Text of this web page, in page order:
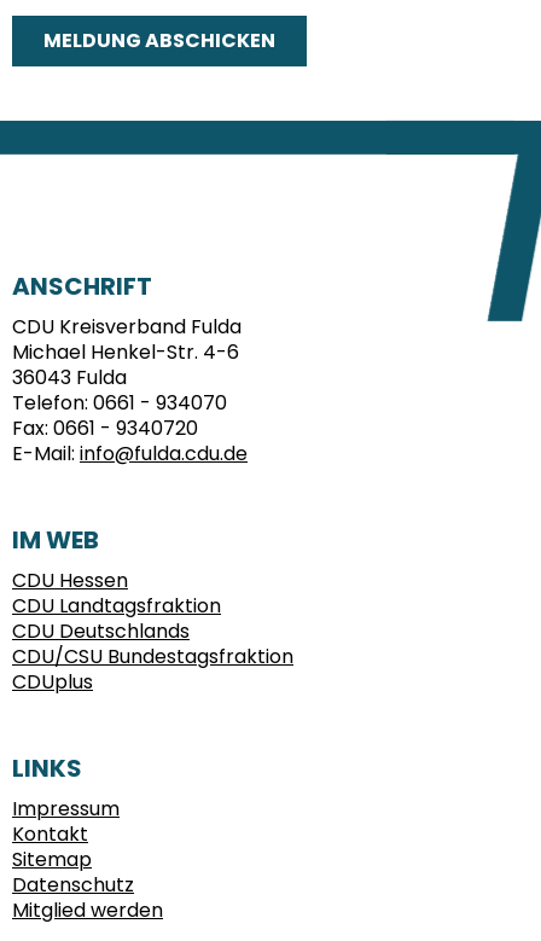
FUSSBEREICH
ANSCHRIFT
CDU Kreisverband Fulda
Michael Henkel-Str. 4-6
36043 Fulda
Telefon: 0661 - 934070
Fax: 0661 - 9340720
E-Mail: info@fulda.cdu.de
IM WEB
CDU Hessen
CDU Landtagsfraktion
CDU Deutschlands
CDU/CSU Bundestagsfraktion
CDUplus
LINKS
Impressum
Kontakt
Sitemap
Datenschutz
Mitglied werden